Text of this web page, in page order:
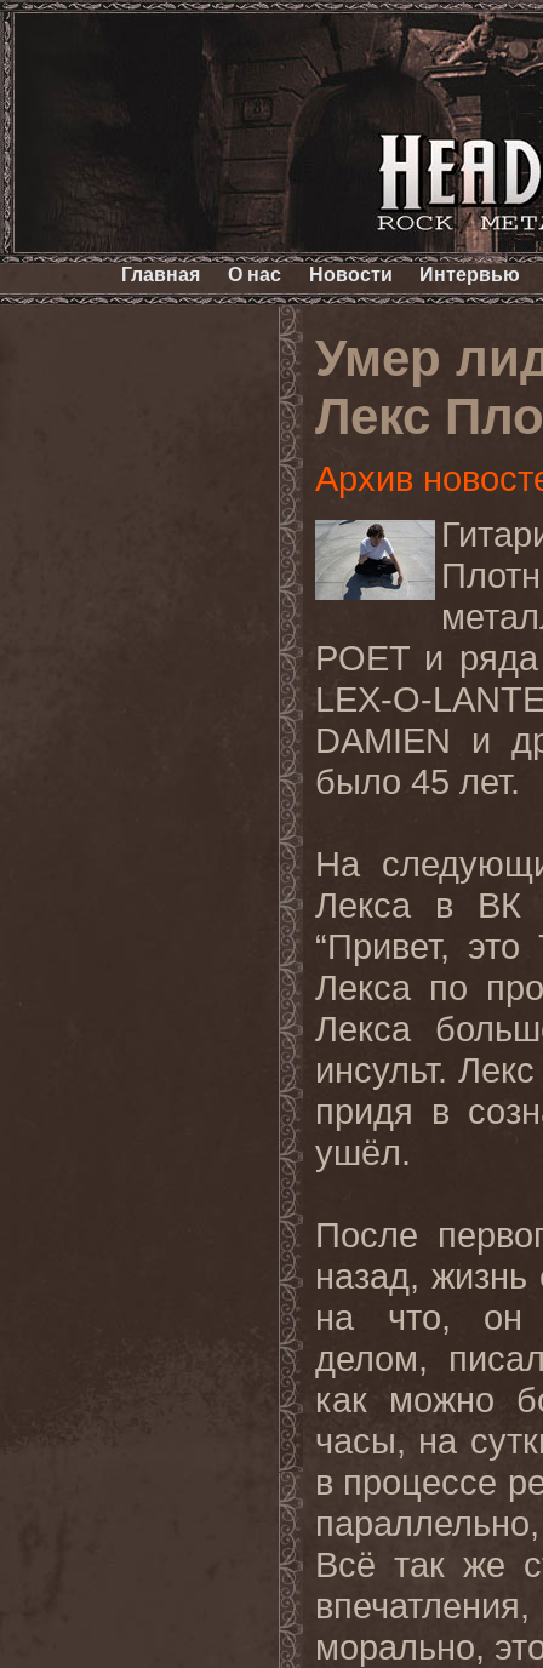
Главная О нас Новости Интервью
Умер
Лекс
Архив
POET и
LEX-O-
DAMIEN и
было 45 лет.
На
Лекса в ВК
“Привет,
Лекса по
Лекса
инсульт.
придя в
ушёл.
После
назад,
на что, он
делом,
как можно
часы, на
в процессе
Всё так же
морально,